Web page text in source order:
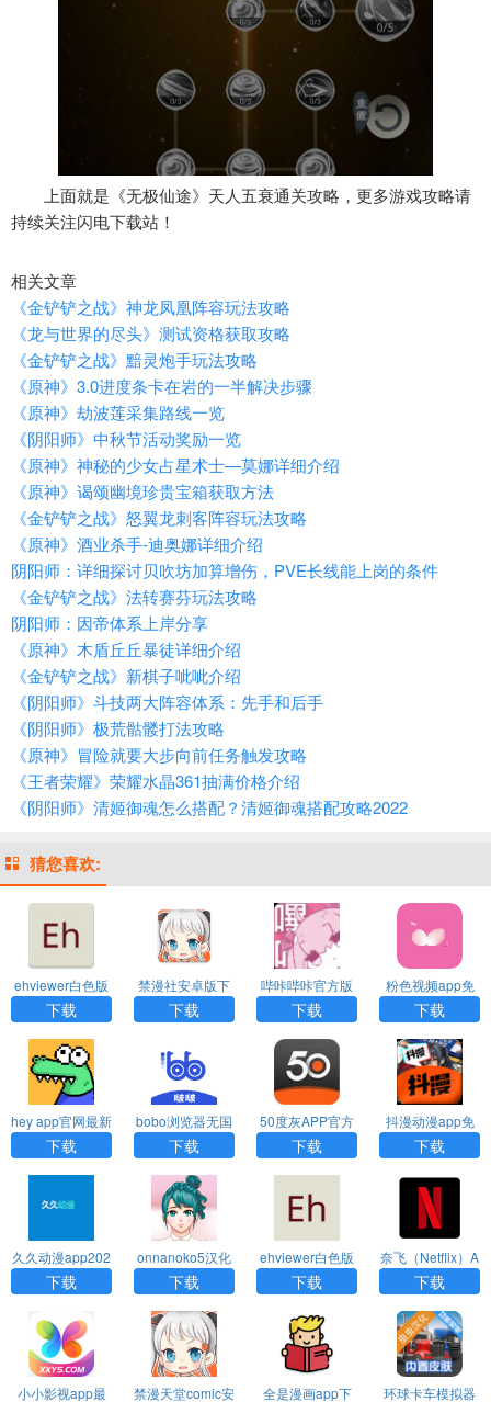
上面就是《无极仙途》天人五衰通关攻略，更多游戏攻略请
持续关注闪电下载站！
相关文章
《金铲铲之战》神龙凤凰阵容玩法攻略
《龙与世界的尽头》测试资格获取攻略
《金铲铲之战》黯灵炮手玩法攻略
《原神》3.0进度条卡在岩的一半解决步骤
《原神》劫波莲采集路线一览
《阴阳师》中秋节活动奖励一览
《原神》神秘的少女占星术士—莫娜详细介绍
《原神》谒颂幽境珍贵宝箱获取方法
《金铲铲之战》怒翼龙刺客阵容玩法攻略
《原神》酒业杀手-迪奥娜详细介绍
阴阳师：详细探讨贝吹坊加算增伤，PVE长线能上岗的条件
《金铲铲之战》法转赛芬玩法攻略
阴阳师：因帝体系上岸分享
《原神》木盾丘丘暴徒详细介绍
《金铲铲之战》新棋子呲呲介绍
《阴阳师》斗技两大阵容体系：先手和后手
《阴阳师》极荒骷髅打法攻略
《原神》冒险就要大步向前任务触发攻略
《王者荣耀》荣耀水晶361抽满价格介绍
《阴阳师》清姬御魂怎么搭配？清姬御魂搭配攻略2022
猜您喜欢:
ehviewer白色版
下载官网中文版
下载
禁漫社安卓版下
载2025最新版
下载
哔咔哔咔官方版
下载安卓版
下载
粉色视频app免
费下载无病毒
下载
hey app官网最新
版下载
下载
bobo浏览器无国
界全球通下载(啵
啵浏览器)
下载
50度灰APP官方
下载
下载
抖漫动漫app免
费下载最新版
下载
久久动漫app202
5最新版下载安装
下载
onnanoko5汉化
版安卓版下载
下载
ehviewer白色版
1.7.26安卓下载
下载
奈飞（Netflix）A
pp官网版下载中
文版
下载
小小影视app最 禁漫天堂comic安 全是漫画app下 环球卡车模拟器